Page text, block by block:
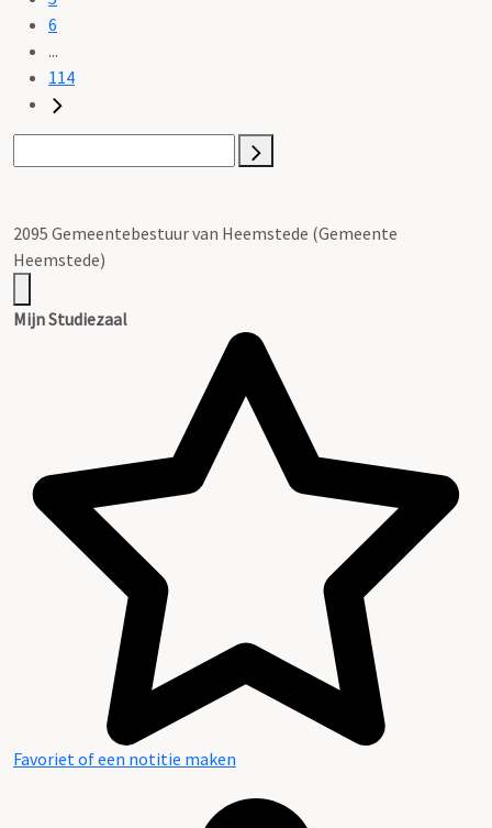
6
...
114
2095 Gemeentebestuur van Heemstede (Gemeente
Heemstede)
Mijn Studiezaal
Favoriet of een notitie maken